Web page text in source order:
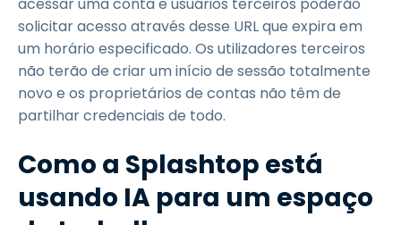
solicitar acesso através desse URL que expira em
um horário especificado. Os utilizadores terceiros
não terão de criar um início de sessão totalmente
novo e os proprietários de contas não têm de
partilhar credenciais de todo.
Como a Splashtop está
usando IA para um espaço